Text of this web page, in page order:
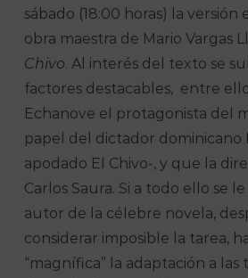
sábado (18:00 horas) la versión
obra maestra de Mario Vargas
Chivo. Al interés del texto se
factores destacables, entre
Echanove el protagonista del
papel del dictador dominicano
apodado El Chivo-, y que la
Carlos Saura. Si a todo ello se
autor de la célebre novela,
considerar imposible la tarea,
“magnífica” la adaptación a las